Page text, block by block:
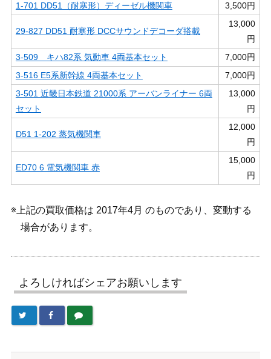
1-701 DD51（耐寒形）ディーゼル機関車
3,500円
29-827 DD51 耐寒形 DCCサウンドデコーダ搭載
13,000
円
3-509 キハ82系 気動車 4両基本セット
7,000円
3-516 E5系新幹線 4両基本セット
7,000円
3-501 近畿日本鉄道 21000系 アーバンライナー 6両
セット
13,000
円
D51 1-202 蒸気機関車
12,000
円
ED70 6 電気機関車 赤
15,000
円
※上記の買取価格は 2017年4月 のものであり、変動する
場合があります。
よろしければシェアお願いします